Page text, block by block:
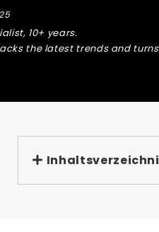
10+ years.
the latest trends and